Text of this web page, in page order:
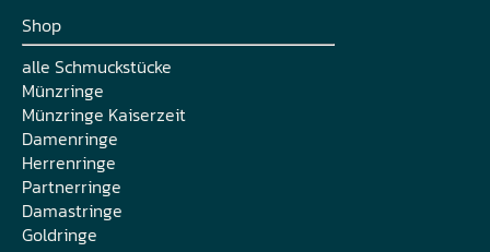
Shop
alle Schmuckstücke
Münzringe
Münzringe Kaiserzeit
Damenringe
Herrenringe
Partnerringe
Damastringe
Goldringe